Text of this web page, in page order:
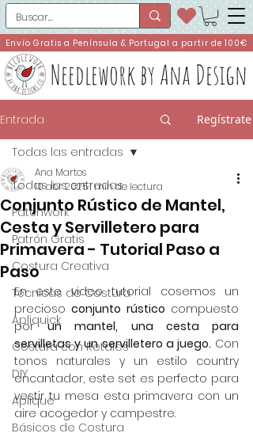
Needlework by Ana Design
Envío Gratis a Península & Portugal a partir de 100€
Entrada Regístrate
Todas las entradas
Patchwork
Patrón Gratis
Costura Creativa
Técnicas de Costura
Apliquick
Costura con Retales
DIY
Aplique
Básicos de Costura
Todas las entradas
Conjunto Rústico de Mantel,
Cesta y Servilletero para
Primavera - Tutorial Paso a
Paso
Ana Martos
10 abr 20251 min de lectura
En este video tutorial cosemos un
precioso conjunto rústico compuesto
por un mantel, una cesta para
servilletas y un servilletero a juego. Con
tonos naturales y un estilo country
encantador, este set es perfecto para
vestir tu mesa esta primavera con un
aire acogedor y campestre.